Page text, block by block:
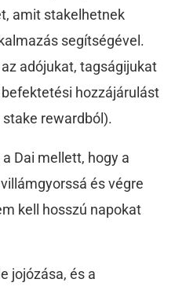
amit stakelhetnek
segítségével.
adójukat, tagságijukat
hozzájárulást
stake rewardból).
Dai mellett, hogy a
és végre
kell hosszú napokat
jojózása, és a